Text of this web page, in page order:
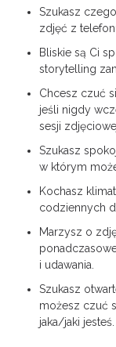
Szukasz
zdjęć z
Bliskie są Ci
storytelling
Chcesz czuć
jeśli nigdy
sesji
Szukasz
w którym
Kochasz
codziennych
Marzysz o
i udawania.
Szukasz
możesz czuć
jaka/jaki jesteś.